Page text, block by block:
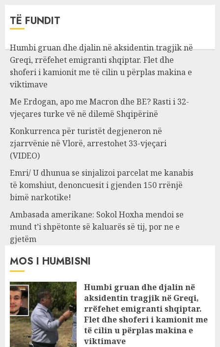
TË FUNDIT
Humbi gruan dhe djalin në aksidentin tragjik në
Greqi, rrëfehet emigranti shqiptar. Flet dhe
shoferi i kamionit me të cilin u përplas makina e
viktimave
Me Erdogan, apo me Macron dhe BE? Rasti i 32-
vjeçares turke vë në dilemë Shqipërinë
Konkurrenca për turistët degjeneron në
zjarrvënie në Vlorë, arrestohet 33-vjeçari
(VIDEO)
Emri/ U dhunua se sinjalizoi parcelat me kanabis
të komshiut, denoncuesit i gjenden 150 rrënjë
bimë narkotike!
Ambasada amerikane: Sokol Hoxha mendoi se
mund t’i shpëtonte së kaluarës së tij, por ne e
gjetëm
MOS I HUMBISNI
Humbi gruan dhe djalin në
aksidentin tragjik në Greqi,
rrëfehet emigranti shqiptar.
Flet dhe shoferi i kamionit me
të cilin u përplas makina e
viktimave